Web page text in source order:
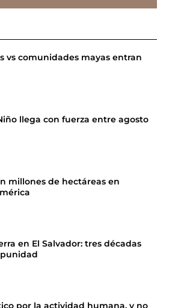
vs comunidades mayas entran
llega con fuerza entre agosto
millones de hectáreas en
en El Salvador: tres décadas
por la actividad humana, y no